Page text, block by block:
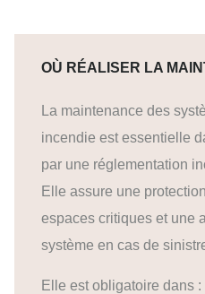
OÙ RÉALISER LA
La maintenance des
incendie est essentielle
par une réglementation
Elle assure une
espaces critiques et une
système en cas de
Elle est obligatoire dans :